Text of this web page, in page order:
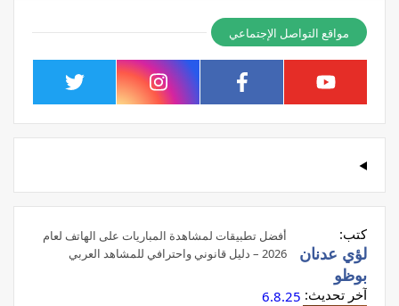
مواقع التواصل الإجتماعي
أفضل تطبيقات لمشاهدة المباريات على الهاتف لعام
2026 – دليل قانوني واحترافي للمشاهد العربي
كتب:
لؤي عدنان
بوظو
آخر تحديث: 6.8.25